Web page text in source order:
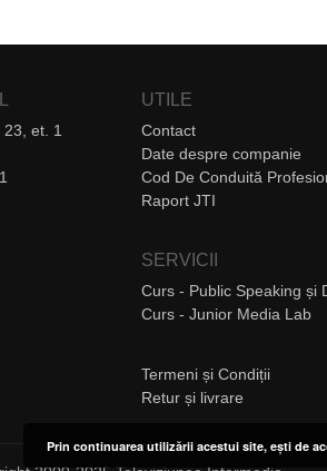
et. 1
UTILE
Contact
Date despre companie
Cod De Conduită
Raport JTI
SERVICII
Curs - Public Speaking și
Curs - Junior Media Lab
Termeni și Condiții
Retur și livrare
Prin continuarea utilizării acestui site, ești de